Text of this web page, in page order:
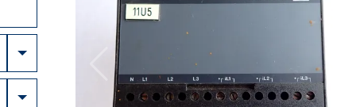
Toggle Dropdown
Toggle Dropdown